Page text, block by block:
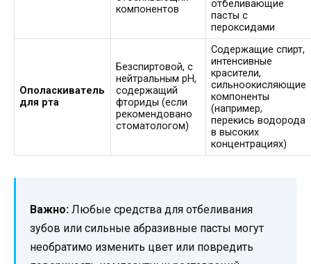
компонентов
отбеливающие
пасты с
пероксидами
Ополаскиватель
для рта
Безспиртовой, с
нейтральным pH,
содержащий
фториды (если
рекомендовано
стоматологом)
Содержащие спирт,
интенсивные
красители,
сильноокисляющие
компоненты
(например,
перекись водорода
в высоких
концентрациях)
Важно: Любые средства для отбеливания
зубов или сильные абразивные пасты могут
необратимо изменить цвет или повредить